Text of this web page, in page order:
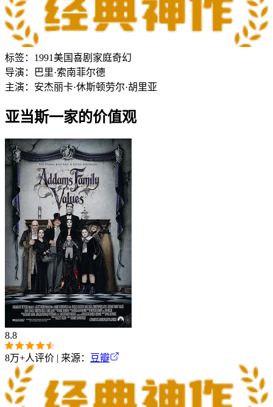
标签： 1991美国喜剧 家庭奇幻
导演：
巴里·索南菲尔德
主演： 安杰丽卡·休斯顿劳尔·胡里亚
亚当斯一家的价值观
8.8
8万+人评价 | 来源： 豆瓣